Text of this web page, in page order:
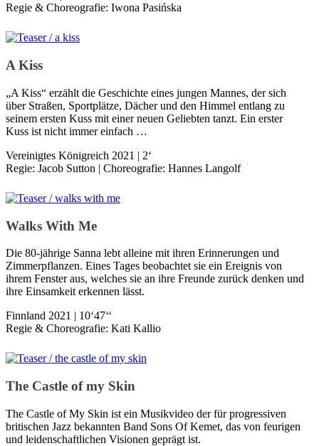
Regie & Choreografie: Iwona Pasińska
A Kiss
„A Kiss“ erzählt die Geschichte eines jungen Mannes, der sich
über Straßen, Sportplätze, Dächer und den Himmel entlang zu
seinem ersten Kuss mit einer neuen Geliebten tanzt. Ein erster
Kuss ist nicht immer einfach …
Vereinigtes Königreich 2021 | 2‘
Regie: Jacob Sutton | Choreografie: Hannes Langolf
Walks With Me
Die 80-jährige Sanna lebt alleine mit ihren Erinnerungen und
Zimmerpflanzen. Eines Tages beobachtet sie ein Ereignis von
ihrem Fenster aus, welches sie an ihre Freunde zurück denken und
ihre Einsamkeit erkennen lässt.
Finnland 2021 | 10‘47‘‘
Regie & Choreografie: Kati Kallio
The Castle of my Skin
The Castle of My Skin ist ein Musikvideo der für progressiven
britischen Jazz bekannten Band Sons Of Kemet, das von feurigen
und leidenschaftlichen Visionen geprägt ist.